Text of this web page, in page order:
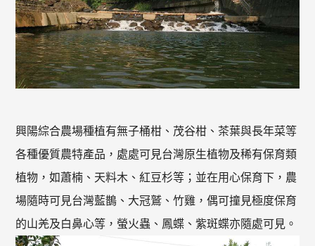
興陽綜合農場種植有無子桶柑、茂谷柑、茶葉與長年菜等
各種優質農特產品，處處可見台灣原生植物及稀有保育類
植物，如蕭楠、天料木、紅豆杉等；並在用心保育下，農
場隨時可見台灣藍鵲、大冠鷲、竹雞，偶可撞見極度保育
的山羌及白鼻心等，螢火蟲、鳳蝶、紫斑蝶亦隨處可見。